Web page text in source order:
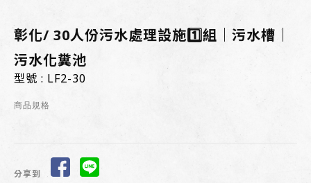
彰化/ 30人份污水處理設施1️⃣組｜污水槽｜
污水化糞池
型號 : LF2-30
商品規格
分享到